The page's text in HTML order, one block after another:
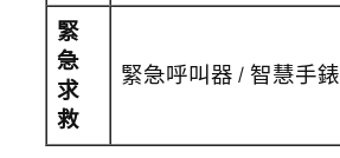
緊
急
求
救
緊急呼叫器 / 智慧手錶